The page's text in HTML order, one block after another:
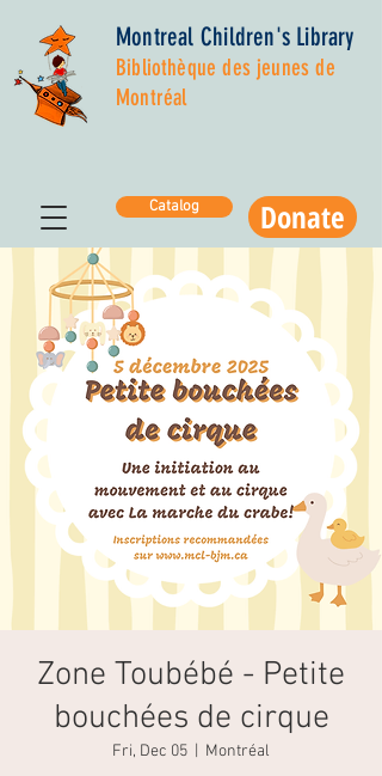
Montreal Children's Library
Bibliothèque des jeunes de
Montréal
Catalog Donate
Zone Toubébé - Petite
bouchées de cirque
Fri, Dec 05 Montréal